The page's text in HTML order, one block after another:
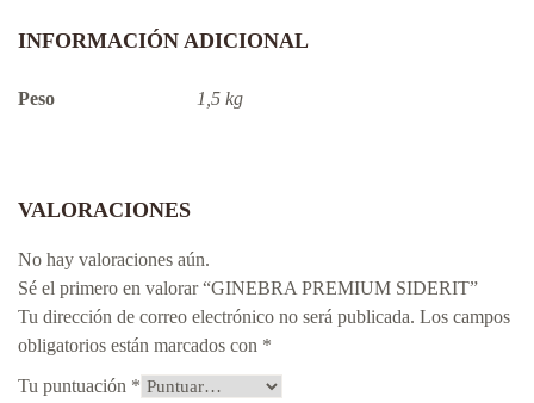
INFORMACIÓN ADICIONAL
Peso 1,5 kg
VALORACIONES
No hay valoraciones aún.
Sé el primero en valorar “GINEBRA PREMIUM SIDERIT”
Tu dirección de correo electrónico no será publicada. Los campos
obligatorios están marcados con *
Tu puntuación *